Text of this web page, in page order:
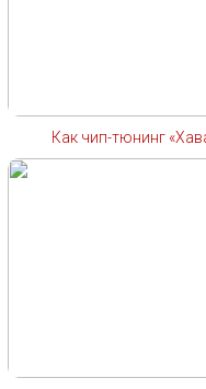
Как чип-тюнинг